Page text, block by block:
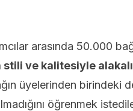
arasında 50.000
stili ve kalitesiyle
üyelerinden birindeki
öğrenmek